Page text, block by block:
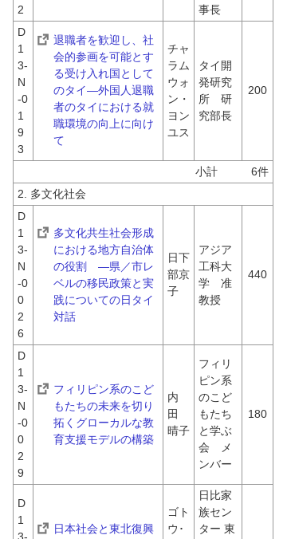
2
事長
D
1
3-
N
-0
1
9
3
退職者を歓迎し、社
会的参画を可能とす
る受け入れ国として
のタイ―外国人退職
者のタイにおける就
職環境の向上に向け
て
チャ
ラム
ウォ
ン・
ヨン
ユス
タイ開
発研究
所　研
究部長
200
小計　　　6件
2. 多文化社会
D
1
3-
N
-0
0
2
6
多文化共生社会形成
における地方自治体
の役割　―県／市レ
ベルの移民政策と実
践についての日タイ
対話
日下
部京
子
アジア
工科大
学　准
教授
440
D
1
3-
N
-0
0
2
9
フィリピン系のこど
もたちの未来を切り
拓くグローカルな教
育支援モデルの構築
内
田
晴子
フィリ
ピン系
のこど
もたち
と学ぶ
会　メ
ンバー
180
D
1
日本社会と東北復興
ゴト
ウ･
日比家
族セン
ター 東